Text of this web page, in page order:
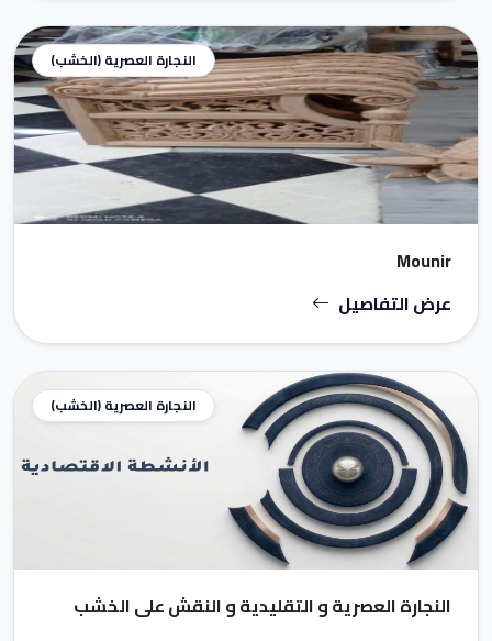
النجارة العصرية (الخشب)
Mounir
عرض التفاصيل
النجارة العصرية (الخشب)
النجارة العصرية و التقليدية و النقش على الخشب